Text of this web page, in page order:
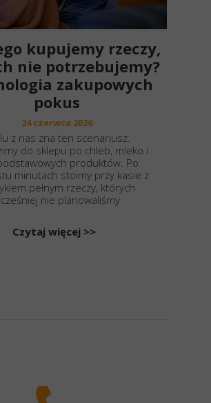
kupujemy rzeczy,
nie potrzebujemy?
zakupowych
pokus
24 czerwca 2026
z nas zna ten scenariusz.
do sklepu po chleb, mleko i
produktów. Po
minutach stoimy przy kasie z
pełnym rzeczy, których
nie planowaliśmy
Czytaj więcej >>